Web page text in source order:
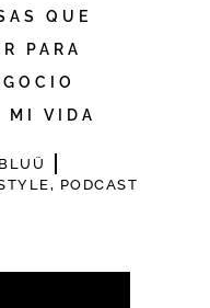
QUE
PARA
MI VIDA
, PODCAST